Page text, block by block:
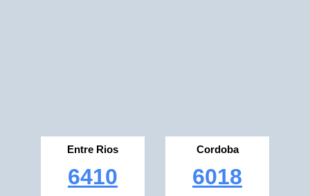
Entre Rios
6410
Cordoba
6018